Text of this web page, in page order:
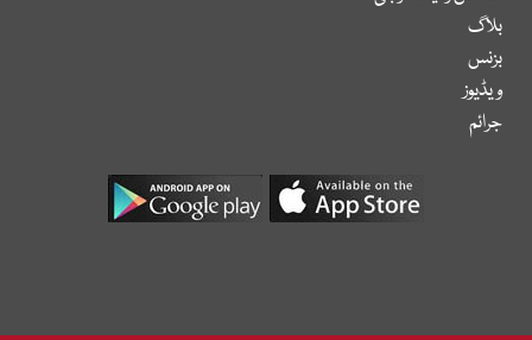
بلاگ
بزنس
ویڈیوز
جرائم